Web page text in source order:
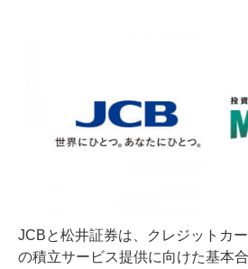
JCBと松井証券は、クレジットカ
の積立サービス提供に向けた基本